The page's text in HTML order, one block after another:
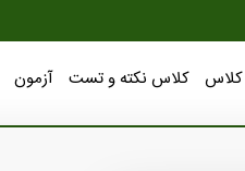
کلاس کلاس نکته و تست آزمون